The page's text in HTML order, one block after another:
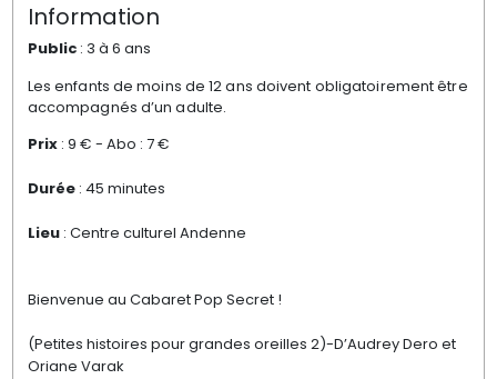
Information
Public : 3 à 6 ans
Les enfants de moins de 12 ans doivent obligatoirement être
accompagnés d’un adulte.
Prix : 9 € - Abo : 7€
Durée : 45 minutes
Lieu : Centre culturel Andenne
Bienvenue au Cabaret Pop Secret !
(Petites histoires pour grandes oreilles 2)-D’Audrey Dero et
Oriane Varak